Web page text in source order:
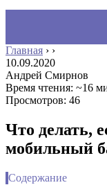
Главная › ›
10.09.2020
Андрей Смирнов
Время чтения: ~16
Просмотров: 46
Что делать,
мобильный
Содержание